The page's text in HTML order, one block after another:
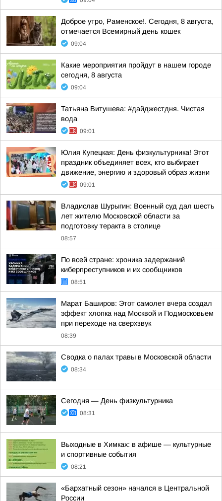
Доброе утро, Раменское!. Сегодня, 8 августа,
отмечается Всемирный день кошек
09:04
Какие мероприятия пройдут в нашем городе
сегодня, 8 августа
09:04
Татьяна Витушева: #дайджестдня. Чистая
вода
09:01
Юлия Купецкая: День физкультурника! Этот
праздник объединяет всех, кто выбирает
движение, энергию и здоровый образ жизни
09:01
Владислав Шурыгин: Военный суд дал шесть
лет жителю Московской области за
подготовку теракта в столице
08:57
По всей стране: хроника задержаний
киберпреступников и их сообщников
08:51
Марат Баширов: Этот самолет вчера создал
эффект хлопка над Москвой и Подмосковьем
при переходе на сверхзвук
08:39
Сводка о палах травы в Московской области
08:34
Сегодня — День физкультурника
08:31
Выходные в Химках: в афише — культурные
и спортивные события
08:21
«Бархатный сезон» начался в Центральной
России